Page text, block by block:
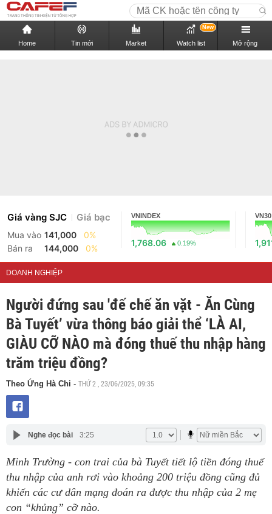
Home Tin mới Market Watch list
New
Mở rộng
Giá vàng SJC Giá bạc
Mua vào 141,000
0%
Bán ra
144,000 0%
VNINDEX
1,768.06 0.19%
VN30
DOANH NGHIỆP
Người đứng sau 'đế chế ăn vặt - Ăn Cùng
Bà Tuyết’ vừa thông báo giải thể ‘LÀ AI,
GIÀU CỠ NÀO mà đóng thuế thu nhập hàng
trăm triệu đồng?
Theo Ứng Hà Chi - THỨ 2 , 23/06/2025, 09:35
Nghe đọc bài 3:25
Minh Trường - con trai của bà Tuyết tiết lộ tiền đóng thuế
thu nhập của anh rơi vào khoảng 200 triệu đồng cũng đủ
khiến các cư dân mạng đoán ra được thu nhập của 2 mẹ
con “khủng” cỡ nào.